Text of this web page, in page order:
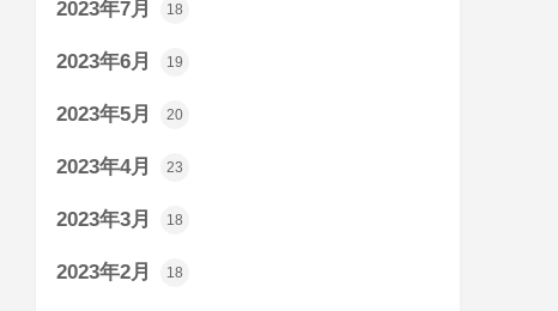
2023年7月 18
2023年6月 19
2023年5月 20
2023年4月 23
2023年3月 18
2023年2月 18